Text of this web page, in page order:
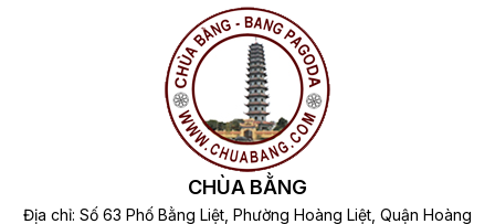
CHÙA BẰNG
Địa chỉ: Số 63 Phố Bằng Liệt, Phường Hoàng Liệt, Quận Hoàng